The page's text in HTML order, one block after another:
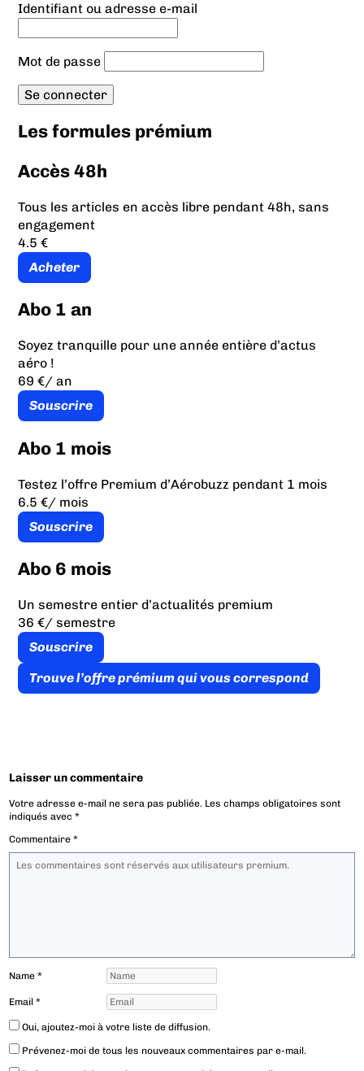
Identifiant ou adresse e-mail
Mot de passe
Les formules prémium
Accès 48h
Tous les articles en accès libre pendant 48h, sans
engagement
4.5 €
Acheter
Abo 1 an
Soyez tranquille pour une année entière d’actus
aéro !
69 €/ an
Souscrire
Abo 1 mois
Testez l’offre Premium d’Aérobuzz pendant 1 mois
6.5 €/ mois
Souscrire
Abo 6 mois
Un semestre entier d’actualités premium
36 €/ semestre
Souscrire
Trouve l’offre prémium qui vous correspond
Laisser un commentaire
Votre adresse e-mail ne sera pas publiée. Les champs obligatoires sont
indiqués avec*
Commentaire*
Name*
Email*
Oui, ajoutez-moi à votre liste de diffusion.
Prévenez-moi de tous les nouveaux commentaires par e-mail.